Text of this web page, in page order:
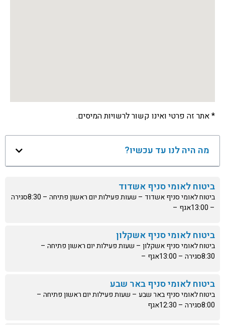
* אתר זה פרטי ואינו קשור לרשויות המיסים.
מה היה לנו עד עכשיו?
ביטוח לאומי סניף אשדוד
ביטוח לאומי סניף אשדוד – שעות פעילות יום ראשון פתיחה – 8:30סגירה
– 13:00אגף –
ביטוח לאומי סניף אשקלון
ביטוח לאומי סניף אשקלון – שעות פעילות יום ראשון פתיחה –
8:30סגירה – 13:00אגף –
ביטוח לאומי סניף באר שבע
ביטוח לאומי סניף באר שבע – שעות פעילות יום ראשון פתיחה –
8:00סגירה – 12:30אגף